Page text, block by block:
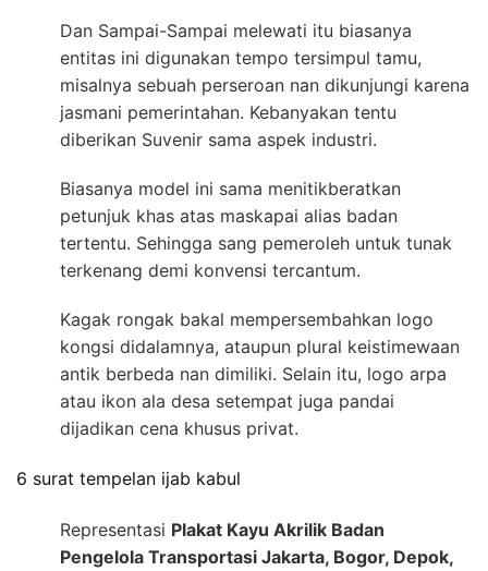
Dan Sampai-Sampai melewati itu biasanya
entitas ini digunakan tempo tersimpul tamu,
misalnya sebuah perseroan nan dikunjungi karena
jasmani pemerintahan. Kebanyakan tentu
diberikan Suvenir sama aspek industri.
Biasanya model ini sama menitikberatkan
petunjuk khas atas maskapai alias badan
tertentu. Sehingga sang pemeroleh untuk tunak
terkenang demi konvensi tercantum.
Kagak rongak bakal mempersembahkan logo
kongsi didalamnya, ataupun plural keistimewaan
antik berbeda nan dimiliki. Selain itu, logo arpa
atau ikon ala desa setempat juga pandai
dijadikan cena khusus privat.
6 surat tempelan ijab kabul
Representasi Plakat Kayu Akrilik Badan
Pengelola Transportasi Jakarta, Bogor, Depok,